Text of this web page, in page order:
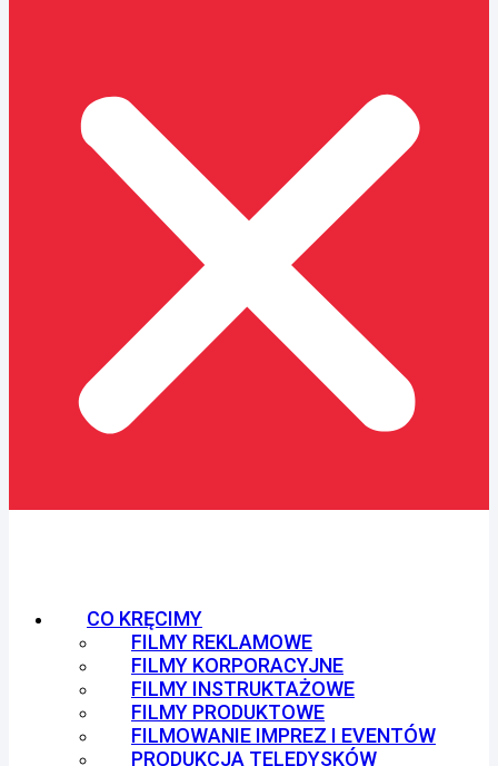
CO KRĘCIMY
FILMY REKLAMOWE
FILMY KORPORACYJNE
FILMY INSTRUKTAŻOWE
FILMY PRODUKTOWE
FILMOWANIE IMPREZ I EVENTÓW
PRODUKCJA TELEDYSKÓW